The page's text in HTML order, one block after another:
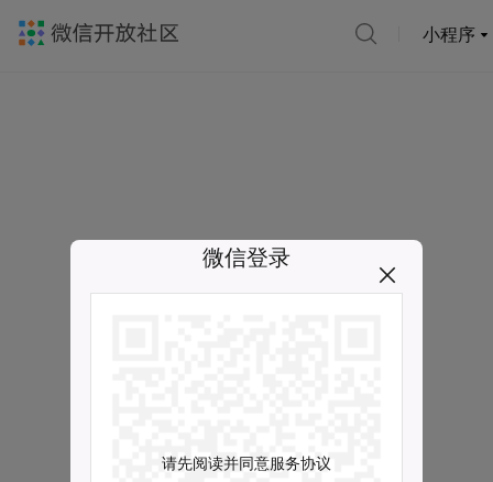
小程序
微信登录
请先阅读并同意服务协议